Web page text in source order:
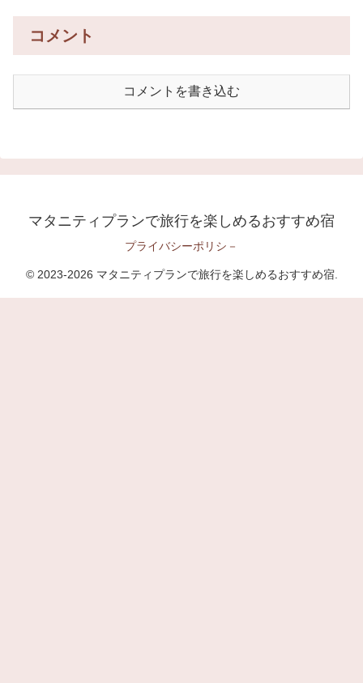
コメント
コメントを書き込む
マタニティプランで旅行を楽しめるおすすめ宿
プライバシーポリシ－
© 2023-2026 マタニティプランで旅行を楽しめるおすすめ宿.